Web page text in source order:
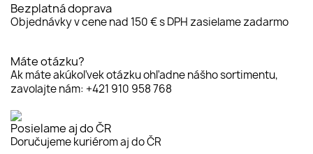
Bezplatná doprava
Objednávky v cene nad 150 € s DPH zasielame zadarmo
Máte otázku?
Ak máte akúkoľvek otázku ohľadne nášho sortimentu,
zavolajte nám: +421 910 958 768
Posielame aj do ČR
Doručujeme kuriérom aj do ČR